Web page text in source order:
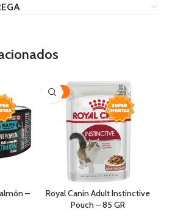
–
-30%
Royal Canin Adult Instinctive
Pouch – 85 GR